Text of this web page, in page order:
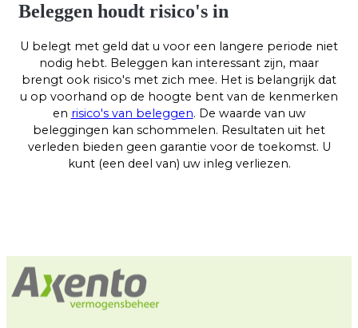
Beleggen houdt risico's in
U belegt met geld dat u voor een langere periode niet
nodig hebt. Beleggen kan interessant zijn, maar
brengt ook risico's met zich mee. Het is belangrijk dat
u op voorhand op de hoogte bent van de kenmerken
en risico's van beleggen. De waarde van uw
beleggingen kan schommelen. Resultaten uit het
verleden bieden geen garantie voor de toekomst. U
kunt (een deel van) uw inleg verliezen.